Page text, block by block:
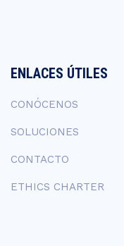
ENLACES ÚTILES
CONÓCENOS
SOLUCIONES
CONTACTO
ETHICS CHARTER